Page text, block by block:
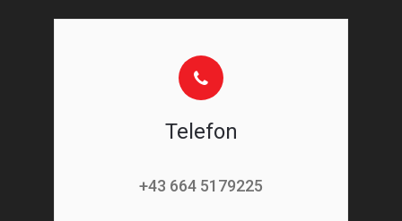
Telefon
+43 664 5179225